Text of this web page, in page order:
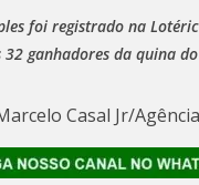
foi registrado na
32 ganhadores da quina
Casal Jr/